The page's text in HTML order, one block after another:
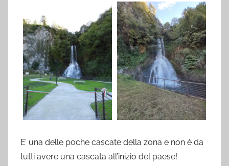
E’ una delle poche cascate della zona e non è da
tutti avere una cascata all’inizio del paese!